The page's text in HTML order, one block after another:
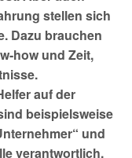
stellen sich
Dazu brauchen
how und Zeit,
auf der
beispielsweise
und
verantwortlich.